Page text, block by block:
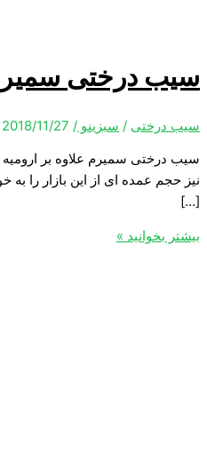
سیب درختی
سیب درختی / سبزینو /
2018/11/27
سیب درختی سمیرم علاوه بر ارومیه
نیز حجم عمده ای از این بازار را
[…]
بیشتر بخوانید »